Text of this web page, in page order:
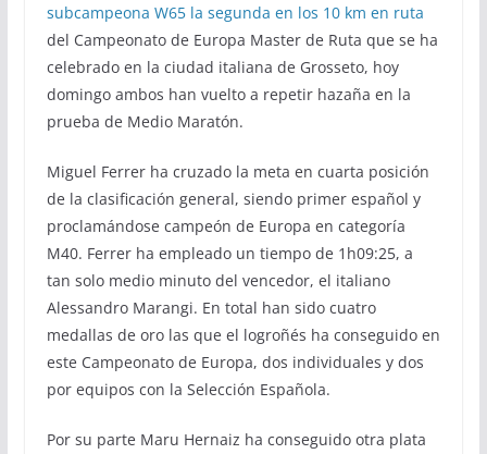
subcampeona W65 la segunda en los 10 km en ruta
del Campeonato de Europa Master de Ruta que se ha
celebrado en la ciudad italiana de Grosseto, hoy
domingo ambos han vuelto a repetir hazaña en la
prueba de Medio Maratón.
Miguel Ferrer ha cruzado la meta en cuarta posición
de la clasificación general, siendo primer español y
proclamándose campeón de Europa en categoría
M40. Ferrer ha empleado un tiempo de 1h09:25, a
tan solo medio minuto del vencedor, el italiano
Alessandro Marangi. En total han sido cuatro
medallas de oro las que el logroñés ha conseguido en
este Campeonato de Europa, dos individuales y dos
por equipos con la Selección Española.
Por su parte Maru Hernaiz ha conseguido otra plata